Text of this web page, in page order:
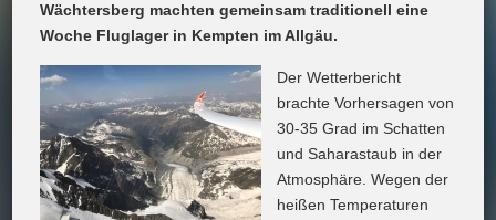
Wächtersberg machten gemeinsam traditionell eine
Woche Fluglager in Kempten im Allgäu.
Der Wetterbericht
brachte Vorhersagen von
30-35 Grad im Schatten
und Saharastaub in der
Atmosphäre. Wegen der
heißen Temperaturen